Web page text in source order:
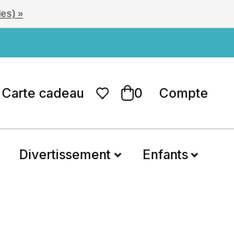
Carte cadeau 0 Compte
Divertissement
Enfants
»